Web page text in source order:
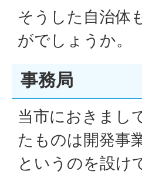
そうした自治体
がでしょうか。
事務局
当市におきまし
たものは開発事
というのを設け